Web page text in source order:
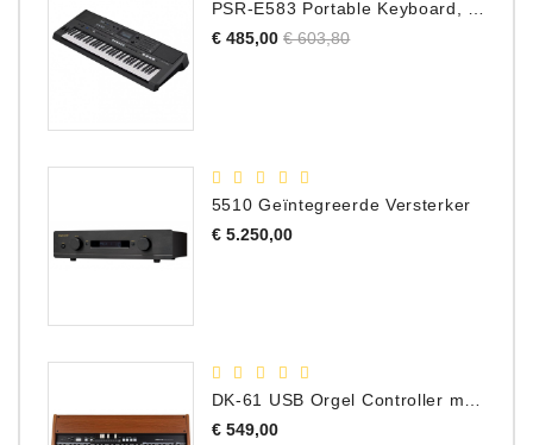
DEMONSTRATIES
VERHUUR,
DIENSTEN
€ 485,00 Normale
€ 603,80Prijs
5510 Geïntegreerde Versterker
€ 5.250,00Prijs
DK-61 USB Orgel Controller met Drawbars
€ 549,00Prijs